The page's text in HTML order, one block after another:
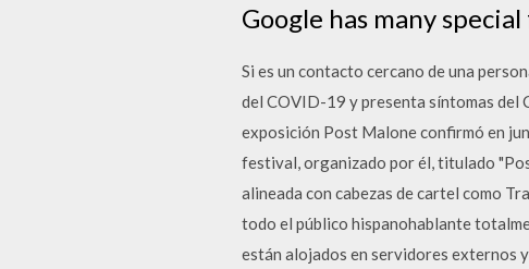
Google has many
Si es un contacto cercano de una
del COVID-19 y presenta síntomas del
exposición Post Malone confirmó en
festival, organizado por él, titulado
alineada con cabezas de cartel como
todo el público hispanohablante
están alojados en servidores externos